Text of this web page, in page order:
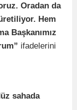
Oradan da
Hem
Başkanımız
ifadelerini
sahada